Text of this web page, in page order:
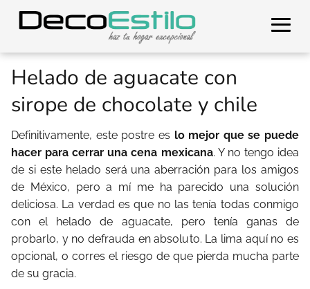
Helado de aguacate con
sirope de chocolate y chile
Definitivamente, este postre es lo mejor que se puede
hacer para cerrar una cena mexicana. Y no tengo idea
de si este helado será una aberración para los amigos
de México, pero a mí me ha parecido una solución
deliciosa. La verdad es que no las tenía todas conmigo
con el helado de aguacate, pero tenía ganas de
probarlo, y no defrauda en absoluto. La lima aquí no es
opcional, o corres el riesgo de que pierda mucha parte
de su gracia.